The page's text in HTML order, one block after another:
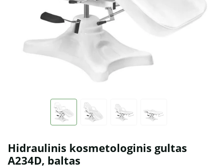
Hidraulinis kosmetologinis gultas
A234D, baltas